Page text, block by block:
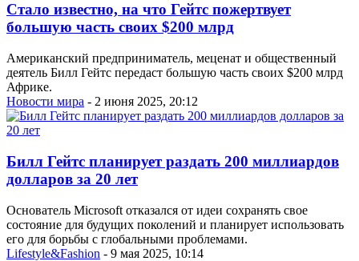
Стало известно, на что Гейтс пожертвует
большую часть своих $200 млрд
Американский предприниматель, меценат и общественный
деятель Билл Гейтс передаст большую часть своих $200 млрд
Африке.
Новости мира - 2 июня 2025, 20:12
Билл Гейтс планирует раздать 200 миллиардов
долларов за 20 лет
Основатель Microsoft отказался от идеи сохранять свое
состояние для будущих поколений и планирует использовать
его для борьбы с глобальными проблемами.
Lifestyle&Fashion - 9 мая 2025, 10:14